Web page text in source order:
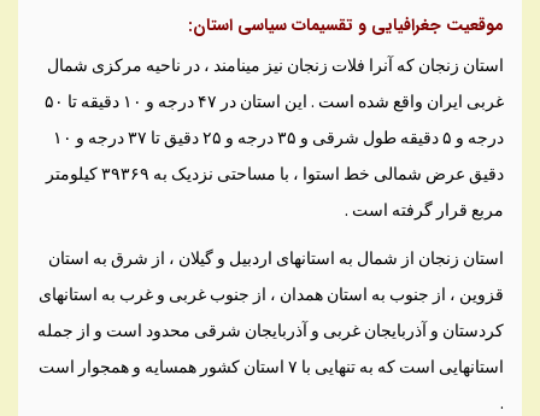
موقعيت جغرافيايی و تقسيمات سياسی استان:
استان زنجان که آنرا فلات زنجان نيز مينامند ، در ناحيه مرکزی شمال
غربی ايران واقع شده است . اين استان در ۴۷ درجه و ۱۰ دقيقه تا ۵۰
درجه و ۵ دقيقه طول شرقی و ۳۵ درجه و ۲۵ دقيق تا ۳۷ درجه و ۱۰
دقيق عرض شمالی خط استوا ، با مساحتی نزديک به ۳۹۳۶۹ کيلومتر
مربع قرار گرفته است .
استان زنجان از شمال به استانهای اردبيل و گيلان ، از شرق به استان
قزوين ، از جنوب به استان همدان ، از جنوب غربی و غرب به استانهای
کردستان و آذربايجان غربی و آذربايجان شرقی محدود است و از جمله
استانهايی است که به تنهايی با ۷ استان کشور همسايه و همجوار است
.